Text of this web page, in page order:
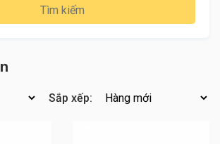
Tìm kiếm
Sắp xếp: